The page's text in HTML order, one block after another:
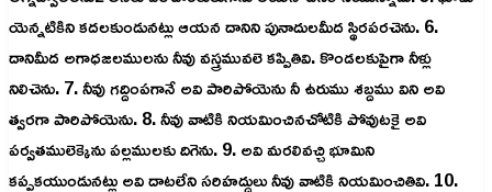
యెన్నటికిని కదలకుండునట్లు ఆయన దానిని పునాదులమీద స్థిరపరచెను. 6.
దానిమీద అగాధజలములను నీవు వస్త్రమువలె కప్పితివి. కొండలకుపైగా నీళ్లు
నిలిచెను. 7. నీవు గద్దింపగానే అవి పారిపోయెను నీ ఉరుము శబ్దము విని అవి
త్వరగా పారిపోయెను. 8. నీవు వాటికి నియమించినచోటికి పోవుటకై అవి
పర్వతములెక్కెను పల్లములకు దిగెను. 9. అవి మరలివచ్చి భూమిని
కప్పకయుండునట్లు అవి దాటలేని సరిహద్దులు నీవు వాటికి నియమించితివి. 10.